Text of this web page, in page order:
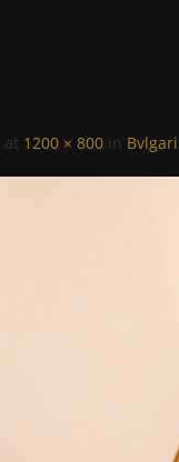
at 1200 × 800 in